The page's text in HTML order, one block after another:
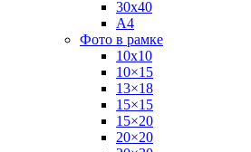
30х40
А4
Фото в рамке
10х10
10×15
13×18
15×15
15×20
20×20